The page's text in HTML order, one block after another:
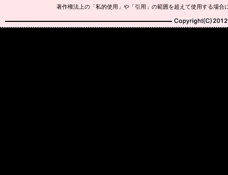
著作権法上の「私的使用」や「引用」の範囲を超えて使用する場
Copyright(C)2010-